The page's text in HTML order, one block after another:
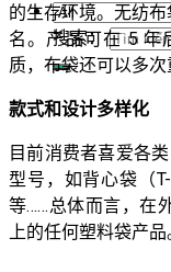
搜索：
的生存环境。无纺
名。产品可在 5 年
质，布袋还可以多次
款式和设计多样化
目前消费者喜爱各类
型号，如背心袋（
等……总体而言，在
上的任何塑料袋产品